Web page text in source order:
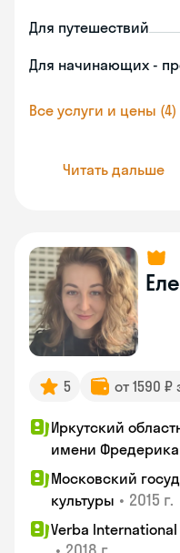
Для путешествий
Для начинающих -
Все услуги и цены (4)
Читать дальше
5 от 1590 ₽
Иркутский
имени
Московский
культуры • 2015 г.
Verba